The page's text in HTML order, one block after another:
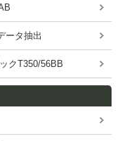
ータ抽出
クT350/56BB